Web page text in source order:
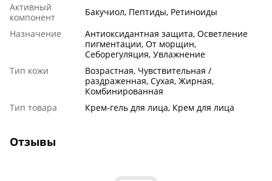
Активный
компонент
Бакучиол, Пептиды, Ретиноиды
Назначение
Антиоксидантная защита, Осветление
пигментации, От морщин,
Себорегуляция, Увлажнение
Тип кожи
Возрастная, Чувствительная /
раздраженная, Сухая, Жирная,
Комбинированная
Тип товара
Крем-гель для лица, Крем для лица
Отзывы